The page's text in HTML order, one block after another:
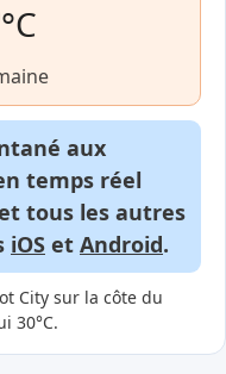
°C
aux
temps réel
tous les autres
iOS et Android.
City sur la côte du
30°C.